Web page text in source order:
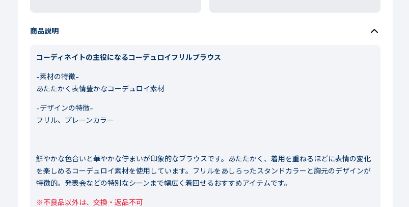
商品説明
コーディネイトの主役になるコーデュロイフリルブラウス
-素材の特徴-
あたたかく表情豊かなコーデュロイ素材
-デザインの特徴-
フリル、プレーンカラー
鮮やかな色合いと華やかな佇まいが印象的なブラウスです。あたたかく、着用を重ねるほどに表情の変化
を楽しめるコーデュロイ素材を使用しています。フリルをあしらったスタンドカラーと胸元のデザインが
特徴的。発表会などの特別なシーンまで幅広く着回せるおすすめアイテムです。
※不良品以外は、交換・返品不可